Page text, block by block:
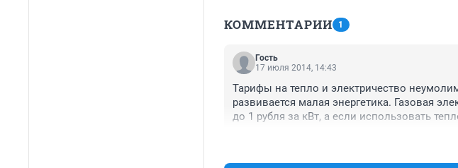
КОММЕНТАРИИ 1
Гость
17 июля 2014, 14:43
Тарифы на тепло и электричество
развивается малая энергетика. Газовая
до 1 рубля за кВт, а если использовать